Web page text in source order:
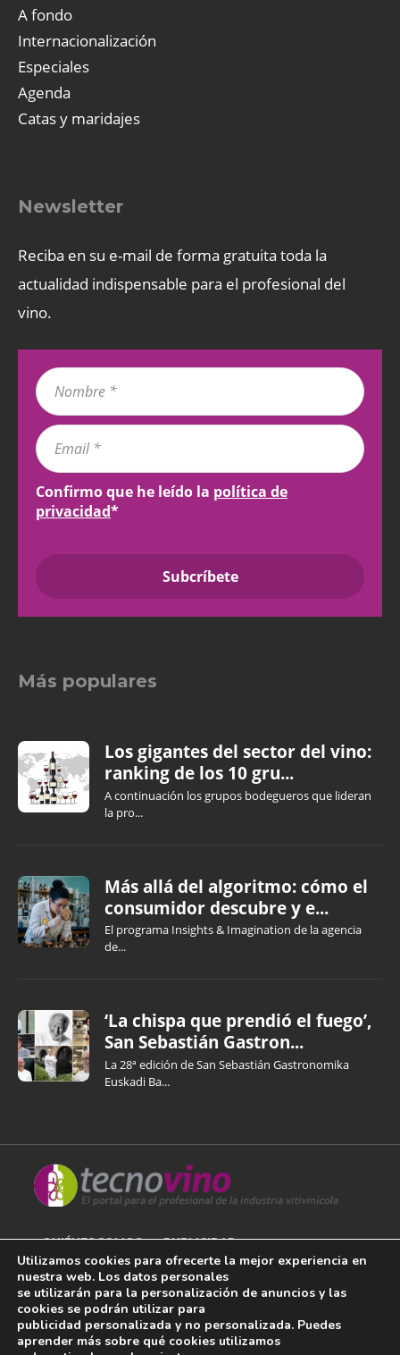
A fondo
Internacionalización
Especiales
Agenda
Catas y maridajes
Newsletter
Reciba en su e-mail de forma gratuita toda la
actualidad indispensable para el profesional del
vino.
Confirmo que he leído la política de
privacidad*
Más populares
Los gigantes del sector del vino:
ranking de los 10 gru...
A continuación los grupos bodegueros que lideran
la pro...
Más allá del algoritmo: cómo el
consumidor descubre y e...
El programa Insights & Imagination de la agencia
de...
‘La chispa que prendió el fuego’,
San Sebastián Gastron...
La 28ª edición de San Sebastián Gastronomika
Euskadi Ba...
QUIÉNES SOMOS PUBLICIDAD
AVISO LEGAL
POLÍTICA DE COOKIES
POLÍTICA DE PRIVACIDAD
Utilizamos cookies para ofrecerte la mejor experiencia en
nuestra web. Los datos personales
se utilizarán para la personalización de anuncios y las
cookies se podrán utilizar para
publicidad personalizada y no personalizada. Puedes
aprender más sobre qué cookies utilizamos